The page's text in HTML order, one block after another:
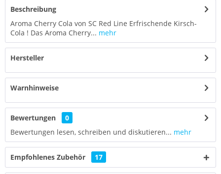
Beschreibung
Aroma Cherry Cola von SC Red Line Erfrischende Kirsch-
Cola ! Das Aroma Cherry... mehr
Hersteller
Warnhinweise
Bewertungen
0
Bewertungen lesen, schreiben und diskutieren... mehr
Empfohlenes Zubehör 17